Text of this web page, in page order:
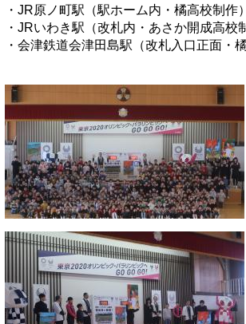
・JR原ノ町駅（駅ホーム内・橘高校制作）
・JRいわき駅（改札内・あさか開成高校
・会津鉄道会津田島駅（改札入口正